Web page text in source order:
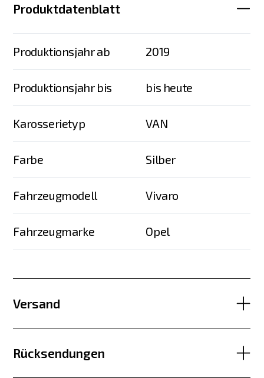
Produktdatenblatt
Produktionsjahr ab 2019
Produktionsjahr bis bis heute
Karosserietyp VAN
Farbe Silber
Fahrzeugmodell Vivaro
Fahrzeugmarke Opel
Versand
Rücksendungen